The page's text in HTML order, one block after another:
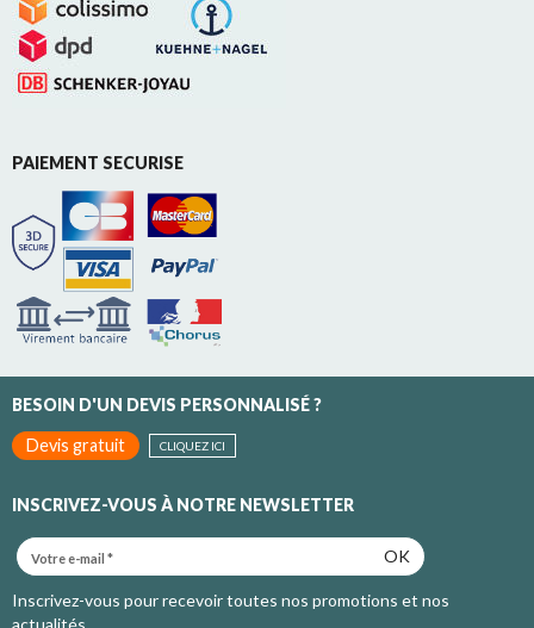
PAIEMENT SECURISE
BESOIN D'UN DEVIS PERSONNALISÉ ?
Devis gratuit
CLIQUEZ ICI
INSCRIVEZ-VOUS À NOTRE NEWSLETTER
OK
Inscrivez-vous pour recevoir toutes nos promotions et nos